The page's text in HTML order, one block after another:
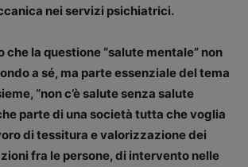
nei servizi psichiatrici.
che la questione “salute mentale” non
a sé, ma parte essenziale del tema
“non c’è salute senza salute
parte di una società tutta che voglia
di tessitura e valorizzazione dei
fra le persone, di intervento nelle